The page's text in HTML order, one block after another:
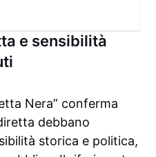
e sensibilità
Nera” conferma
debbano
storica e politica,